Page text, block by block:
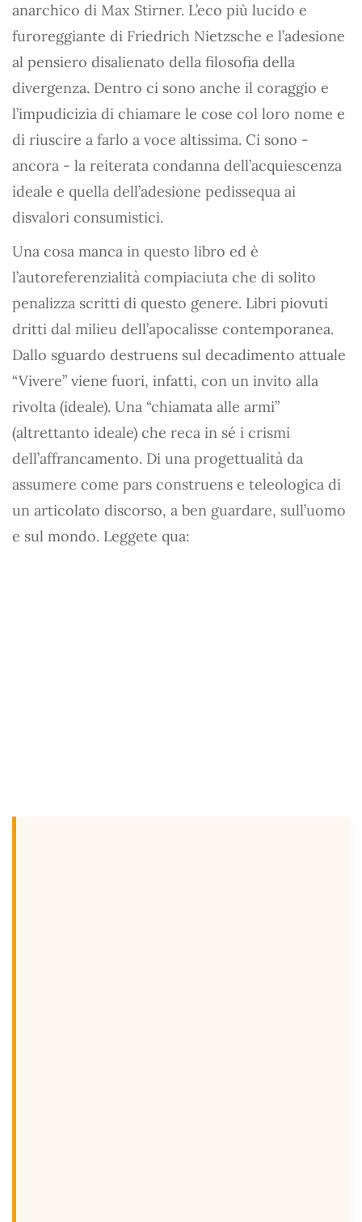
anarchico di Max Stirner. L’eco più lucido e
furoreggiante di Friedrich Nietzsche e l’adesione
al pensiero disalienato della filosofia della
divergenza. Dentro ci sono anche il coraggio e
l’impudicizia di chiamare le cose col loro nome e
di riuscire a farlo a voce altissima. Ci sono -
ancora - la reiterata condanna dell’acquiescenza
ideale e quella dell’adesione pedissequa ai
disvalori consumistici.
Una cosa manca in questo libro ed è
l’autoreferenzialità compiaciuta che di solito
penalizza scritti di questo genere. Libri piovuti
dritti dal milieu dell’apocalisse contemporanea.
Dallo sguardo destruens sul decadimento attuale
“Vivere” viene fuori, infatti, con un invito alla
rivolta (ideale). Una “chiamata alle armi”
(altrettanto ideale) che reca in sé i crismi
dell’affrancamento. Di una progettualità da
assumere come pars construens e teleologica di
un articolato discorso, a ben guardare, sull’uomo
e sul mondo. Leggete qua: